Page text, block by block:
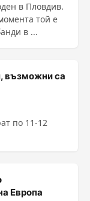
в Пловдив.
той е
в ...
възможни са
по 11-12
Европа